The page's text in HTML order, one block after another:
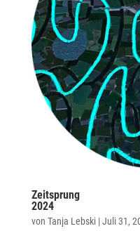
Zeitsprung
2024
von Tanja Lebski|Juli 31,